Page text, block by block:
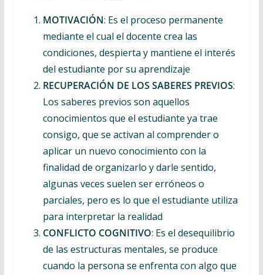
MOTIVACIÓN: Es el proceso permanente
mediante el cual el docente crea las
condiciones, despierta y mantiene el interés
del estudiante por su aprendizaje
RECUPERACIÓN DE LOS SABERES PREVIOS:
Los saberes previos son aquellos
conocimientos que el estudiante ya trae
consigo, que se activan al comprender o
aplicar un nuevo conocimiento con la
finalidad de organizarlo y darle sentido,
algunas veces suelen ser erróneos o
parciales, pero es lo que el estudiante utiliza
para interpretar la realidad
CONFLICTO COGNITIVO: Es el desequilibrio
de las estructuras mentales, se produce
cuando la persona se enfrenta con algo que